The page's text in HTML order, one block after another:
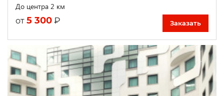
До центра 2 км
от 5 300 ₽ Заказать